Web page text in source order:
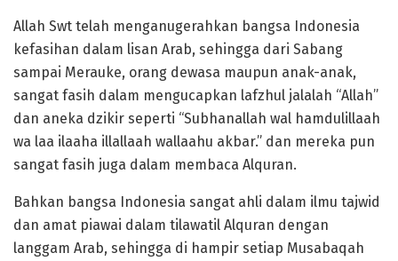
Allah Swt telah menganugerahkan bangsa Indonesia
kefasihan dalam lisan Arab, sehingga dari Sabang
sampai Merauke, orang dewasa maupun anak-anak,
sangat fasih dalam mengucapkan lafzhul jalalah “Allah”
dan aneka dzikir seperti “Subhanallah wal hamdulillaah
wa laa ilaaha illallaah wallaahu akbar.” dan mereka pun
sangat fasih juga dalam membaca Alquran.
Bahkan bangsa Indonesia sangat ahli dalam ilmu tajwid
dan amat piawai dalam tilawatil Alquran dengan
langgam Arab, sehingga di hampir setiap Musabaqah